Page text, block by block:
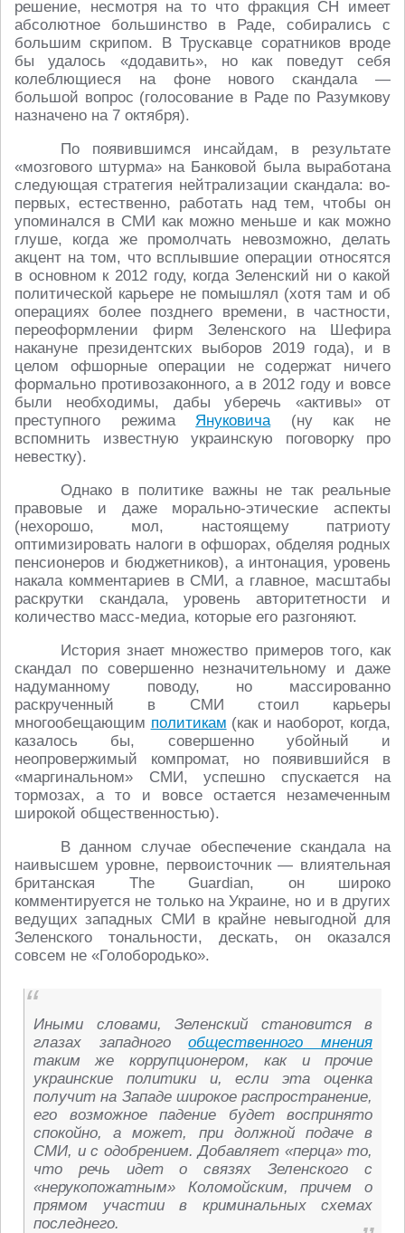
решение, несмотря на то что фракция СН имеет
абсолютное большинство в Раде, собирались с
большим скрипом. В Трускавце соратников вроде
бы удалось «додавить», но как поведут себя
колеблющиеся на фоне нового скандала ―
большой вопрос (голосование в Раде по Разумкову
назначено на 7 октября).
По появившимся инсайдам, в результате
«мозгового штурма» на Банковой была выработана
следующая стратегия нейтрализации скандала: во-
первых, естественно, работать над тем, чтобы он
упоминался в СМИ как можно меньше и как можно
глуше, когда же промолчать невозможно, делать
акцент на том, что всплывшие операции относятся
в основном к 2012 году, когда Зеленский ни о какой
политической карьере не помышлял (хотя там и об
операциях более позднего времени, в частности,
переоформлении фирм Зеленского на Шефира
накануне президентских выборов 2019 года), и в
целом офшорные операции не содержат ничего
формально противозаконного, а в 2012 году и вовсе
были необходимы, дабы уберечь «активы» от
преступного режима Януковича(ну как не
вспомнить известную украинскую поговорку про
невестку).
Однако в политике важны не так реальные
правовые и даже морально-этические аспекты
(нехорошо, мол, настоящему патриоту
оптимизировать налоги в офшорах, обделяя родных
пенсионеров и бюджетников), а интонация, уровень
накала комментариев в СМИ, а главное, масштабы
раскрутки скандала, уровень авторитетности и
количество масс-медиа, которые его разгоняют.
История знает множество примеров того, как
скандал по совершенно незначительному и даже
надуманному поводу, но массированно
раскрученный в СМИ стоил карьеры
многообещающим политикам (как и наоборот, когда,
казалось бы, совершенно убойный и
неопровержимый компромат, но появившийся в
«маргинальном» СМИ, успешно спускается на
тормозах, а то и вовсе остается незамеченным
широкой общественностью).
В данном случае обеспечение скандала на
наивысшем уровне, первоисточник ― влиятельная
британская The Guardian, он широко
комментируется не только на Украине, но и в других
ведущих западных СМИ в крайне невыгодной для
Зеленского тональности, дескать, он оказался
совсем не «Голобородько».
Иными словами, Зеленский становится в
глазах западногообщественного мнения
таким же коррупционером, как и прочие
украинские политики и, если эта оценка
получит на Западе широкое распространение,
его возможное падение будет воспринято
спокойно, а может, при должной подаче в
СМИ, и с одобрением. Добавляет «перца» то,
что речь идет о связях Зеленского с
«нерукопожатным» Коломойским, причем о
прямом участии в криминальных схемах
последнего.